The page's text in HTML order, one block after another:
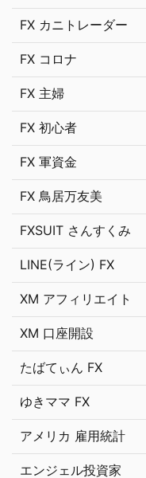
FX カニトレーダー
FX コロナ
FX 主婦
FX 初心者
FX 軍資金
FX 鳥居万友美
FXSUIT さんすくみ
LINE(ライン) FX
XM アフィリエイト
XM 口座開設
たばてぃん FX
ゆきママ FX
アメリカ 雇用統計
エンジェル投資家